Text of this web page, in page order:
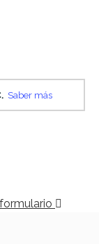
formulario